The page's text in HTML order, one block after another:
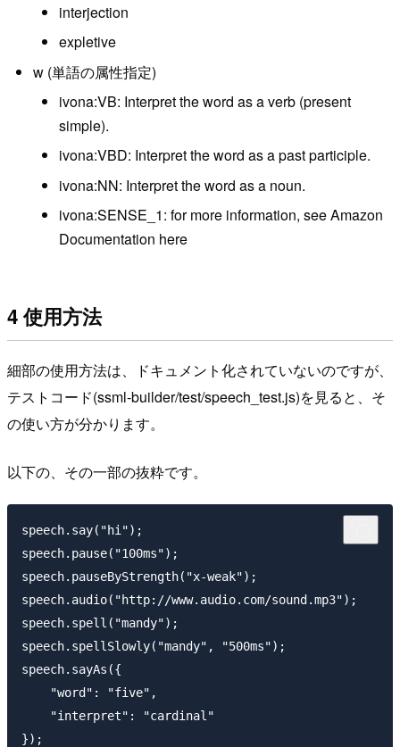
interjection
expletive
w (単語の属性指定)
ivona:VB: Interpret the word as a verb (present
simple).
ivona:VBD: Interpret the word as a past participle.
ivona:NN: Interpret the word as a noun.
ivona:SENSE_1: for more information, see Amazon
Documentation here
4 使用方法
細部の使用方法は、ドキュメント化されていないのですが、
テストコード(ssml-builder/test/speech_test.js)を見ると、そ
の使い方が分かります。
以下の、その一部の抜粋です。
speech.say("hi");
speech.pause("100ms");
speech.pauseByStrength("x-weak");
speech.audio("http://www.audio.com/sound.mp3");
speech.spell("mandy");
speech.spellSlowly("mandy", "500ms");
speech.sayAs({
    "word": "five",
    "interpret": "cardinal"
});